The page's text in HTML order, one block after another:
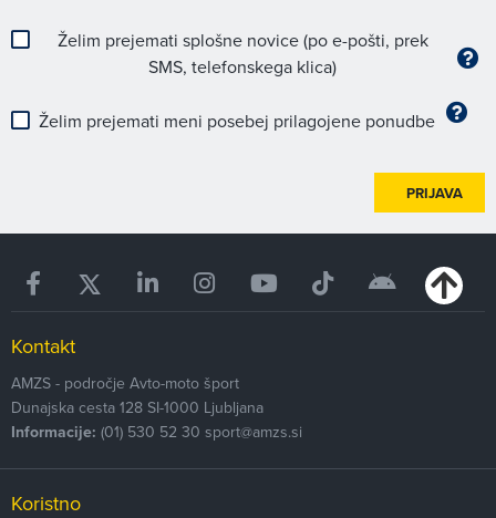
Želim prejemati splošne novice (po e-pošti, prek
SMS, telefonskega klica)
Želim prejemati meni posebej prilagojene ponudbe
PRIJAVA
Kontakt
AMZS - področje Avto-moto šport
Dunajska cesta 128 SI-1000 Ljubljana
Informacije: (01) 530 52 30 sport@amzs.si
Koristno